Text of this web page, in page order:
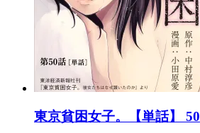
東京貧困女子。【単話】 50